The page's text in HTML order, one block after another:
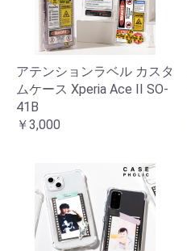
アテンションラベル カスタ
ムケース Xperia Ace II SO-
41B
￥3,000